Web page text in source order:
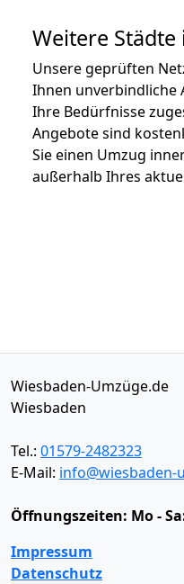
Weitere Städte
Unsere geprüften
Ihnen unverbindliche
Ihre Bedürfnisse
Angebote sind
Sie einen Umzug
außerhalb Ihres
Wiesbaden-Umzüge.de
Wiesbaden
Tel.: 01579-2482323
E-Mail: info@wiesbaden-
Öffnungszeiten: Mo -
Impressum
Datenschutz